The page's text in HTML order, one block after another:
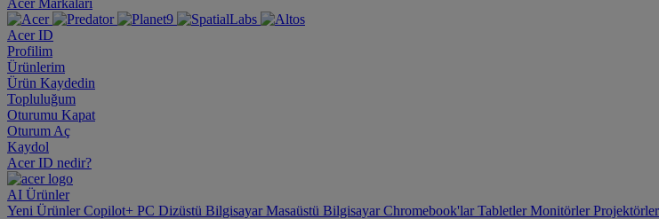
Acer Markaları
Acer ID
Profilim
Ürünlerim
Ürün Kaydedin
Topluluğum
Oturumu Kapat
Oturum Aç
Kaydol
Acer ID nedir?
AI Ürünler
Yeni ÜrünlerCopilot+ PC Dizüstü BilgisayarMasaüstü BilgisayarChromebook'larTabletlerMonitörlerProjektörler